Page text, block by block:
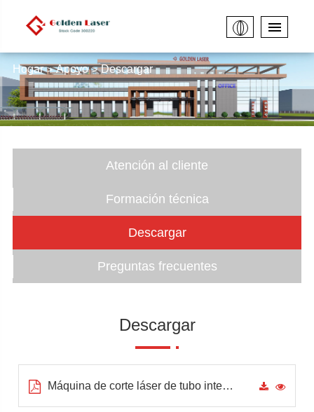
Hogar Apoyo Descargar
Atención al cliente
Formación técnica
Descargar
Preguntas frecuentes
Descargar
Máquina de corte láser de tubo inteligente